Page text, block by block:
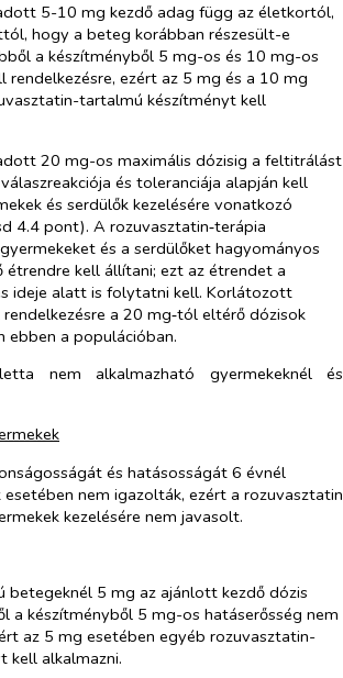
5-10 mg kezdő adag függ az életkortól,
hogy a beteg korábban részesült-e
a készítményből 5 mg-os és 10 mg-os
rendelkezésre, ezért az 5 mg és a 10 mg
tartalmú készítményt kell
20 mg-os maximális dózisig a feltitrálást
és toleranciája alapján kell
és serdülők kezelésére vonatkozó
4.4 pont). A rozuvasztatin‑terápia
és a serdülőket hagyományos
étrendre kell állítani; ezt az étrendet a
ideje alatt is folytatni kell. Korlátozott
a 20 mg‑tól eltérő dózisok
ebben a populációban.
nem alkalmazható gyermekeknél és
és hatásosságát 6 évnél
nem igazolták, ezért a rozuvasztatin
kezelésére nem javasolt.
5 mg az ajánlott kezdő dózis
a készítményből 5 mg-os hatáserősség nem
az 5 mg esetében egyéb rozuvasztatin-
kell alkalmazni.